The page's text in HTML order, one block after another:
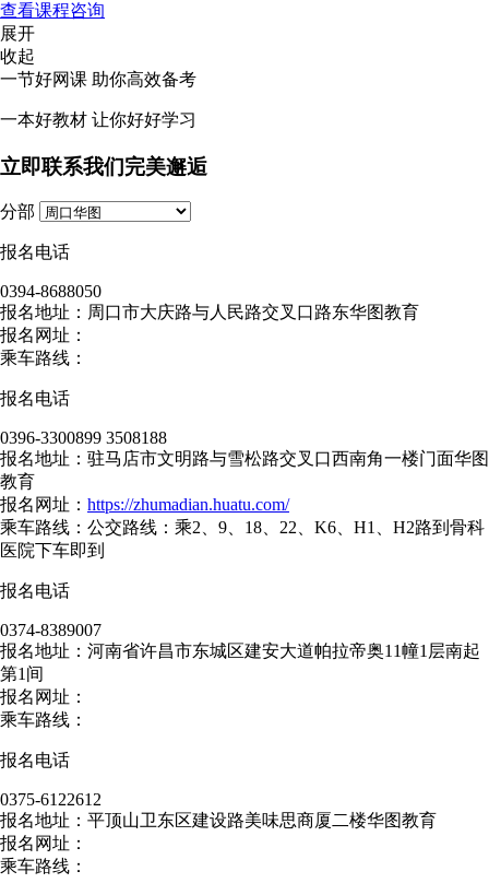
查看课程咨询
展开
收起
一节好网课 助你高效备考
一本好教材 让你好好学习
立即联系我们完美邂逅
分部
报名电话
0394-8688050
报名地址：周口市大庆路与人民路交叉口路东华图教育
报名网址：
乘车路线：
报名电话
0396-3300899 3508188
报名地址：驻马店市文明路与雪松路交叉口西南角一楼门面华图
教育
报名网址： https://zhumadian.huatu.com/
乘车路线：公交路线：乘2、9、18、22、K6、H1、H2路到骨科
医院下车即到
报名电话
0374-8389007
报名地址：河南省许昌市东城区建安大道帕拉帝奥11幢1层南起
第1间
报名网址：
乘车路线：
报名电话
0375-6122612
报名地址：平顶山卫东区建设路美味思商厦二楼华图教育
报名网址：
乘车路线：